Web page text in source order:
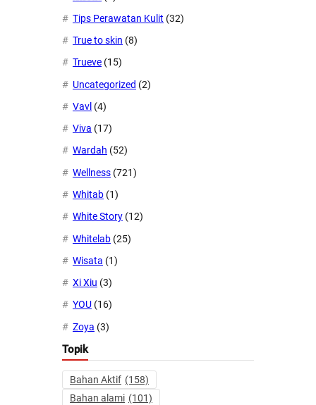
Tips Perawatan Kulit (32)
True to skin (8)
Trueve (15)
Uncategorized (2)
Vavl (4)
Viva (17)
Wardah (52)
Wellness (721)
Whitab (1)
White Story (12)
Whitelab (25)
Wisata (1)
Xi Xiu (3)
YOU (16)
Zoya (3)
Topik
Bahan Aktif (158)
Bahan alami (101)